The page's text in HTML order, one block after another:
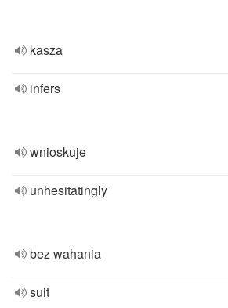
kasza
infers
wnioskuje
unhesitatingly
bez wahania
suit